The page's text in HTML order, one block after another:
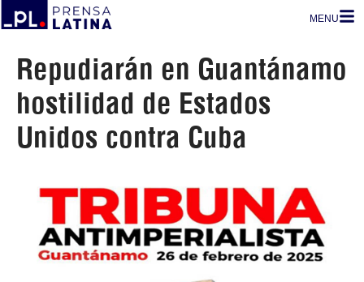
MENU
Repudiarán en Guantánamo
hostilidad de Estados
Unidos contra Cuba